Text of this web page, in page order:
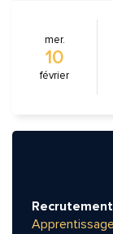
mer.
10
février